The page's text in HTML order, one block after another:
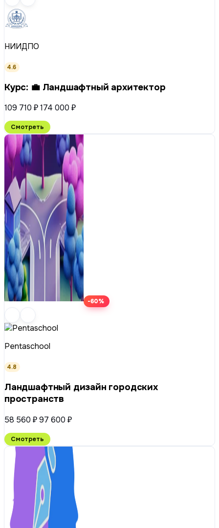
НИИДПО
4.6
Курс: 💼 Ландшафтный архитектор
109 710 ₽174 000 ₽
Смотреть
-60%
Pentaschool
4.8
Ландшафтный дизайн городских
пространств
58 560 ₽97 600 ₽
Смотреть